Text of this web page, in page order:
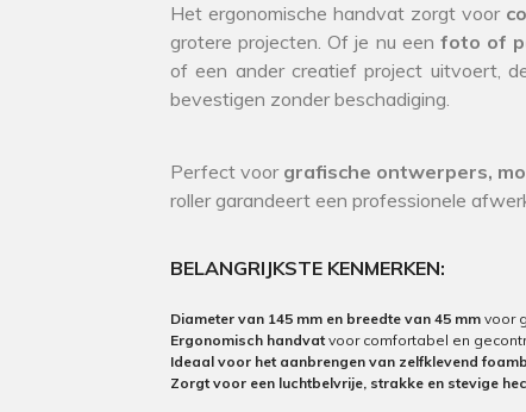
Het ergonomische handvat zorgt voor
grotere projecten. Of je nu een foto of
of een ander creatief project uitvoert,
bevestigen zonder beschadiging.
Perfect voor grafische ontwerpers,
roller garandeert een professionele
BELANGRIJKSTE KENMERKEN:
Diameter van 145 mm en breedte van 45 mm voor
Ergonomisch handvat voor comfortabel en
Ideaal voor het aanbrengen van zelfklevend
Zorgt voor een luchtbelvrije, strakke en stevige